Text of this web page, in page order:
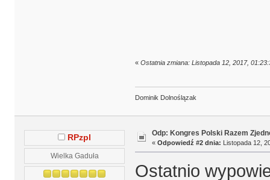
« Ostatnia zmiana: Listopada 12, 2017,
Dominik Dolnoślązak
RPzpl
Wielka Gaduła
Odp: Kongres Polski Razem
« Odpowiedź #2 dnia: Listopada 12,
Ostatnio